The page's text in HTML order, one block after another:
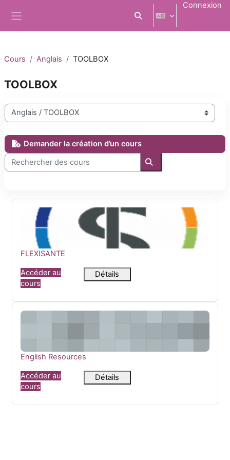
Activer/désactiver la
Connexion
Cours Anglais TOOLBOX
TOOLBOX
Demander la création d’un cours
Rechercher des cours
Rechercher des cours
FLEXISANTE
Nom du cours
FLEXISANTE
Accéder au
cours
Détails
English Resources
Nom du cours
English Resources
Accéder au
cours
Détails